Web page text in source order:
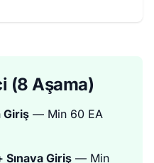
(8 Aşama)
Giriş — Min 60 EA
Sınava Giriş — Min